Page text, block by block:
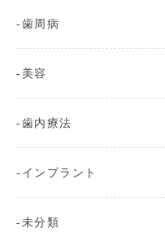
歯周病
美容
歯内療法
インプラント
未分類